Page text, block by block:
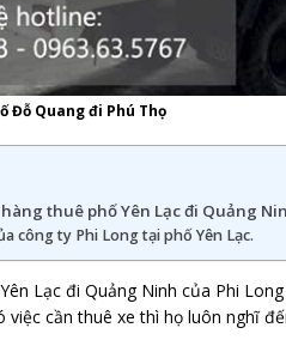
Đỗ Quang đi Phú Thọ
thuê phố Yên Lạc đi Quảng
công ty Phi Long tại phố Yên Lạc.
Lạc đi Quảng Ninh của Phi
việc cần thuê xe thì họ luôn nghĩ